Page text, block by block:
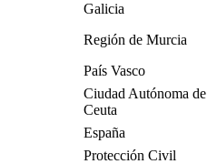
Galicia
Región de Murcia
País Vasco
Ciudad Autónoma de
Ceuta
España
Protección Civil